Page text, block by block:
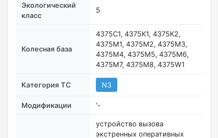
Экологический
класс
5
Колесная база
4375C1, 4375K1, 4375K2,
4375M1, 4375M2, 4375M3,
4375M4, 4375M5, 4375M6,
4375M7, 4375M8, 4375W1
Категория ТС N3
Модификации '-
устройство вызова
экстренных оперативных